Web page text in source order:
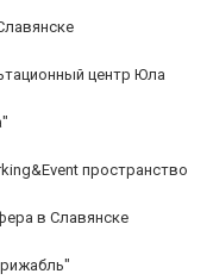
центр Юла
пространство
в Славянске